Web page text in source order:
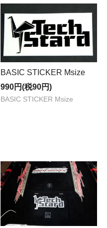
BASIC STICKER Msize
990円(税90円)
BASIC STICKER Msize